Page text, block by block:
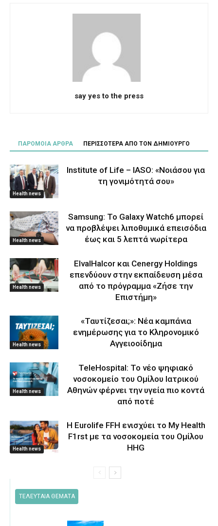
say yes to the press
ΠΑΡΟΜΟΙΑ ΑΡΘΡΑ ΠΕΡΙΣΣΟΤΕΡΑ ΑΠΟ ΤΟΝ ΔΗΜΙΟΥΡΓΟ
Health news
Institute of Life – IASO: «Νοιάσου για
τη γονιμότητά σου»
Health news
Samsung: Το Galaxy Watch6 μπορεί
να προβλέψει λιποθυμικά επεισόδια
έως και 5 λεπτά νωρίτερα
Health news
ElvalHalcor και Cenergy Holdings
επενδύουν στην εκπαίδευση μέσα
από το πρόγραμμα «Ζήσε την
Επιστήμη»
Health news
«Ταυτίζεσαι;»: Νέα καμπάνια
ενημέρωσης για το Κληρονομικό
Αγγειοοίδημα
Health news
TeleHospital: Το νέο ψηφιακό
νοσοκομείο του Ομίλου Ιατρικού
Αθηνών φέρνει την υγεία πιο κοντά
από ποτέ
Health news
Η Eurolife FFH ενισχύει το My Health
F1rst με τα νοσοκομεία του Ομίλου
HHG
ΤΕΛΕΥΤΑΙΑ ΘΕΜΑΤΑ